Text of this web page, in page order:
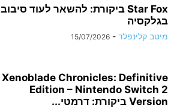
Star Fox ביקורת: להשאר לעוד סיבוב
בגלקסיה
מיטב קלינפלד -
15/07/2026
Xenoblade Chronicles: Definitive
Edition – Nintendo Switch 2
Version ביקורת: דרמטי...